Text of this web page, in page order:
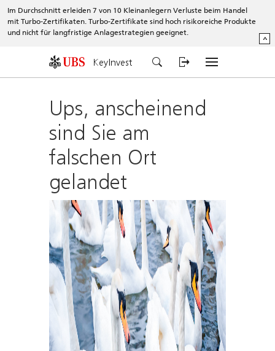
Im Durchschnitt erleiden 7 von 10 Kleinanlegern Verluste beim Handel
mit Turbo-Zertifikaten. Turbo-Zertifikate sind hoch risikoreiche Produkte
und nicht für langfristige Anlagestrategien geeignet.
^
KeyInvest
Ups, anscheinend
sind Sie am
falschen Ort
gelandet